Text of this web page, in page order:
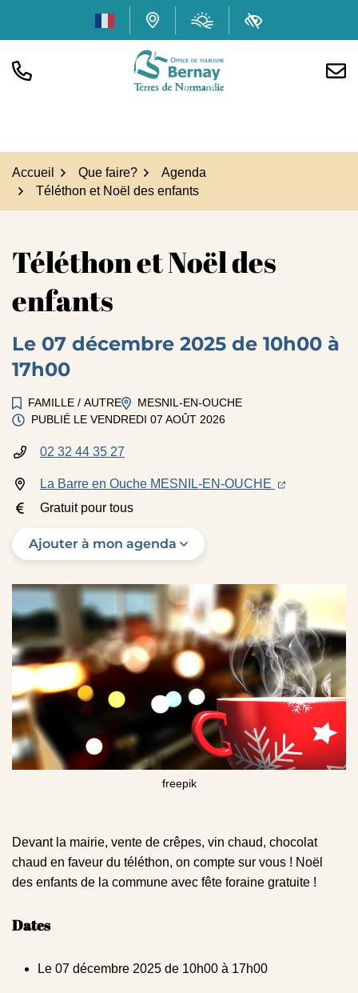
Carte interactive
Météo
(ouverture
Accessibilité
TÉL. Office de tourisme
Accueil Que faire?
Agenda
Téléthon et Noël des enfants
Téléthon et Noël des
enfants
Le 07 décembre 2025 de 10h00 à
17h00
FAMILLE / AUTRE
MESNIL-EN-OUCHE
PUBLIÉ LE VENDREDI 07 AOÛT 2026
INFOS UTILES
02 32 44 35 27
La Barre en Ouche MESNIL-EN-OUCHE (ouverture
(ouverture
Gratuit pour tous
Ajouter à mon agenda
freepik
Devant la mairie, vente de crêpes, vin chaud, chocolat
chaud en faveur du téléthon, on compte sur vous ! Noël
des enfants de la commune avec fête foraine gratuite !
Dates
Le 07 décembre 2025 de 10h00 à 17h00